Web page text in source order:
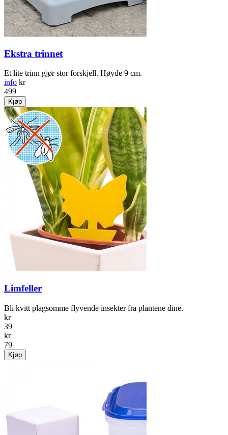
Ekstra trinnet
Et lite trinn gjør stor forskjell. Høyde 9 cm.
info kr
499
Kjøp
Limfeller
Bli kvitt plagsomme ­flyvende insekter fra plantene dine.
kr
39
kr
79
Kjøp